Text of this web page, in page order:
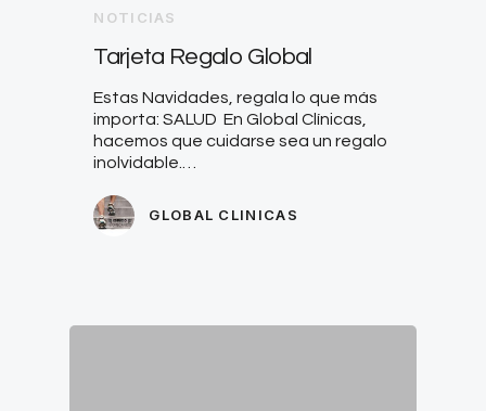
NOTICIAS
Tarjeta Regalo Global
Estas Navidades, regala lo que más
importa: SALUD En Global Clínicas,
hacemos que cuidarse sea un regalo
inolvidable.…
GLOBAL CLINICAS